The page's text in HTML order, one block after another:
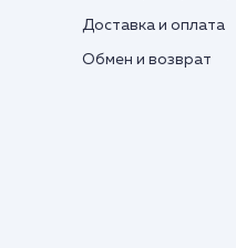
Доставка и оплата
Обмен и возврат